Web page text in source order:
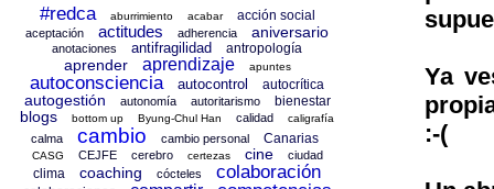
Ya
:-(
#redca aburrimiento acabar acción social
aceptación actitudes adherencia aniversario
anotaciones antifragilidad antropología
aprender aprendizaje apuntes
autoconsciencia autocontrol autocrítica
autogestión autonomía autoritarismo bienestar
blogs bottom up Byung-Chul Han calidad caligrafía
calma cambio cambio personal Canarias
CASG CEJFE cerebro certezas cine ciudad
clima coaching cócteles colaboración